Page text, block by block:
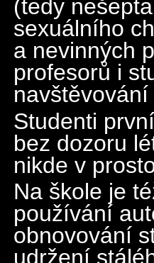
(tedy
sexuálního
a nevinných
profesorů i
Studenti
bez dozoru
nikde v
Na škole je
používání
obnovování
udržení